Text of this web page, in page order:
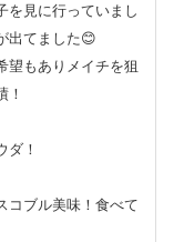
を見に行っていまし
出てました😊
望もありメイチを狙
！
ダ！
コブル美味！食べて